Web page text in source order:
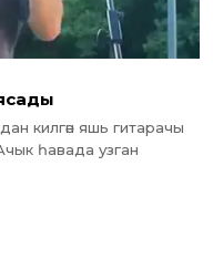
килгән яшь гитарачы
һавада узган